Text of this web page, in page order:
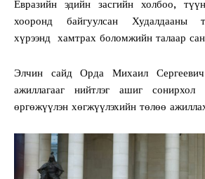
Евразийн эдийн засгийн холбоо,
хооронд байгуулсан Худалдааны
хүрээнд хамтрах боломжийн талаар
Элчин сайд Орда Михаил
ажиллагааг нийтлэг ашиг сонирхол
өргөжүүлэн хөгжүүлэхийн төлөө